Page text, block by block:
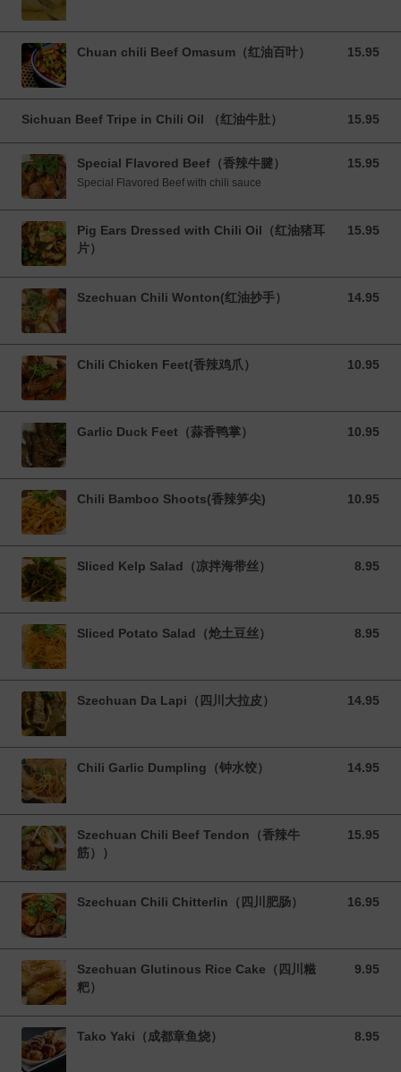
Chuan chili Beef Omasum（红油百叶） 15.95
15.95 CAD
Sichuan Beef Tripe in Chili Oil （红油牛肚） 15.95
15.95 CAD
Special Flavored Beef（香辣牛腱） 15.95
15.95 CAD
Special Flavored Beef with chili sauce
Pig Ears Dressed with Chili Oil（红油猪耳
片）
15.95
15.95 CAD
Szechuan Chili Wonton(红油抄手） 14.95
14.95 CAD
Chili Chicken Feet(香辣鸡爪） 10.95
10.95 CAD
Garlic Duck Feet（蒜香鸭掌） 10.95
10.95 CAD
Chili Bamboo Shoots(香辣笋尖) 10.95
10.95 CAD
Sliced Kelp Salad（凉拌海带丝） 8.95
8.95 CAD
Sliced Potato Salad（炝土豆丝） 8.95
8.95 CAD
Szechuan Da Lapi（四川大拉皮） 14.95
14.95 CAD
Chili Garlic Dumpling（钟水饺） 14.95
14.95 CAD
Szechuan Chili Beef Tendon（香辣牛
筋））
15.95
15.95 CAD
Szechuan Chili Chitterlin（四川肥肠） 16.95
16.95 CAD
Szechuan Glutinous Rice Cake（四川糍
粑）
9.95
9.95 CAD
Tako Yaki（成都章鱼烧） 8.95
8.95 CAD